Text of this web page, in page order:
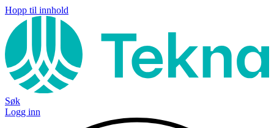
Hopp til innhold
Søk
Logg inn